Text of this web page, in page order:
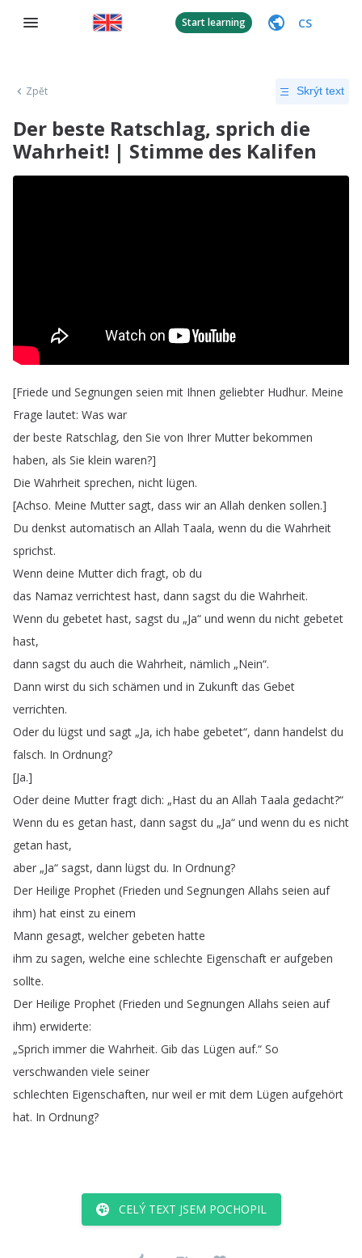
Start learning CS
Zpět Skrýt text
Der beste Ratschlag, sprich die
Wahrheit! | Stimme des Kalifen
[Friede und Segnungen seien mit Ihnen geliebter Hudhur. Meine
Frage lautet: Was war
der beste Ratschlag, den Sie von Ihrer Mutter bekommen
haben, als Sie klein waren?]
Die Wahrheit sprechen, nicht lügen.
[Achso. Meine Mutter sagt, dass wir an Allah denken sollen.]
Du denkst automatisch an Allah Taala, wenn du die Wahrheit
sprichst.
Wenn deine Mutter dich fragt, ob du
das Namaz verrichtest hast, dann sagst du die Wahrheit.
Wenn du gebetet hast, sagst du „Ja“ und wenn du nicht gebetet
hast,
dann sagst du auch die Wahrheit, nämlich „Nein“.
Dann wirst du sich schämen und in Zukunft das Gebet
verrichten.
Oder du lügst und sagt „Ja, ich habe gebetet“, dann handelst du
falsch. In Ordnung?
[Ja.]
Oder deine Mutter fragt dich: „Hast du an Allah Taala gedacht?“
Wenn du es getan hast, dann sagst du „Ja“ und wenn du es nicht
getan hast,
aber „Ja“ sagst, dann lügst du. In Ordnung?
Der Heilige Prophet (Frieden und Segnungen Allahs seien auf
ihm) hat einst zu einem
Mann gesagt, welcher gebeten hatte
ihm zu sagen, welche eine schlechte Eigenschaft er aufgeben
sollte.
Der Heilige Prophet (Frieden und Segnungen Allahs seien auf
ihm) erwiderte:
„Sprich immer die Wahrheit. Gib das Lügen auf.“ So
verschwanden viele seiner
schlechten Eigenschaften, nur weil er mit dem Lügen aufgehört
hat. In Ordnung?
CELÝ TEXT JSEM POCHOPIL